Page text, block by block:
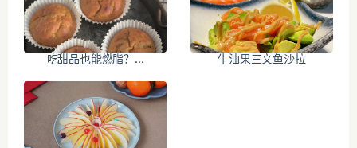
吃甜品也能燃脂？... 牛油果三文鱼沙拉